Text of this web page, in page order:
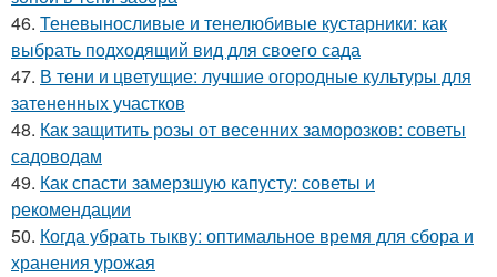
46. Теневыносливые и тенелюбивые кустарники: как
выбрать подходящий вид для своего сада
47. В тени и цветущие: лучшие огородные культуры для
затененных участков
48. Как защитить розы от весенних заморозков: советы
садоводам
49. Как спасти замерзшую капусту: советы и
рекомендации
50. Когда убрать тыкву: оптимальное время для сбора и
хранения урожая